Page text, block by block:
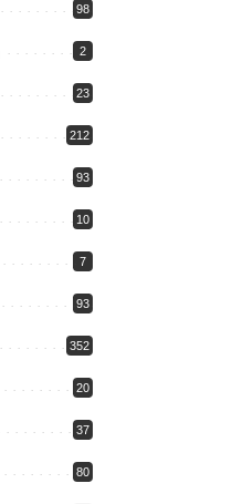
98
2
23
212
93
10
7
93
352
20
37
80